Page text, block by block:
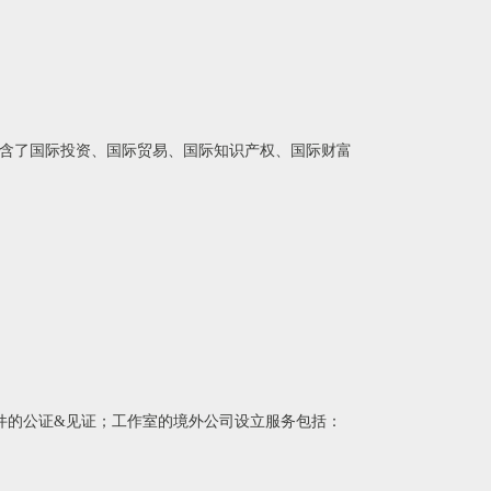
了国际投资、国际贸易、国际知识产权、国际财富
公证&见证；工作室的境外公司设立服务包括：